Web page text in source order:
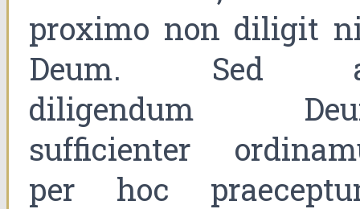
proximo non diligit
Deum. Sed
diligendum
sufficienter
per hoc